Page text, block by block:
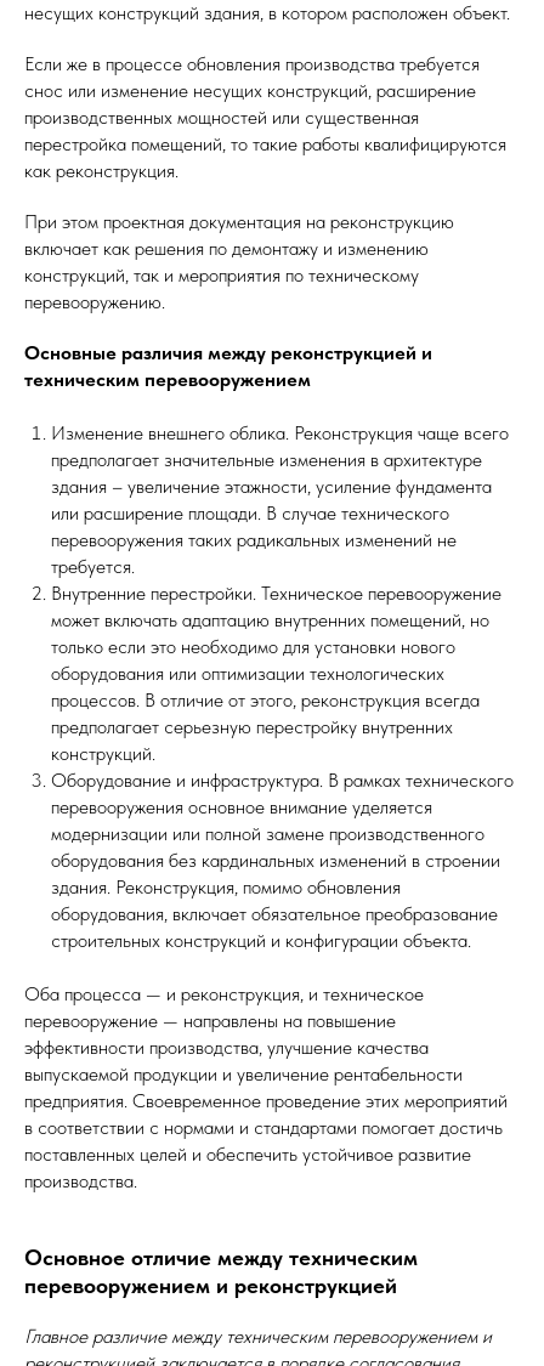
несущих конструкций здания, в котором расположен объект.
Если же в процессе обновления производства требуется
снос или изменение несущих конструкций, расширение
производственных мощностей или существенная
перестройка помещений, то такие работы квалифицируются
как реконструкция.
При этом проектная документация на реконструкцию
включает как решения по демонтажу и изменению
конструкций, так и мероприятия по техническому
перевооружению.
Основные различия между реконструкцией и
техническим перевооружением
Изменение внешнего облика. Реконструкция чаще всего
предполагает значительные изменения в архитектуре
здания – увеличение этажности, усиление фундамента
или расширение площади. В случае технического
перевооружения таких радикальных изменений не
требуется.
Внутренние перестройки. Техническое перевооружение
может включать адаптацию внутренних помещений, но
только если это необходимо для установки нового
оборудования или оптимизации технологических
процессов. В отличие от этого, реконструкция всегда
предполагает серьезную перестройку внутренних
конструкций.
Оборудование и инфраструктура. В рамках технического
перевооружения основное внимание уделяется
модернизации или полной замене производственного
оборудования без кардинальных изменений в строении
здания. Реконструкция, помимо обновления
оборудования, включает обязательное преобразование
строительных конструкций и конфигурации объекта.
Оба процесса — и реконструкция, и техническое
перевооружение — направлены на повышение
эффективности производства, улучшение качества
выпускаемой продукции и увеличение рентабельности
предприятия. Своевременное проведение этих мероприятий
в соответствии с нормами и стандартами помогает достичь
поставленных целей и обеспечить устойчивое развитие
производства.
Основное отличие между техническим
перевооружением и реконструкцией
Главное различие между техническим перевооружением и